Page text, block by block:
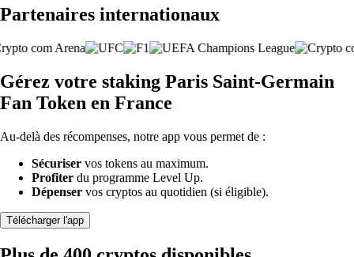
Partenaires internationaux
Gérez votre staking Paris Saint-Germain
Fan Token en France
Au-delà des récompenses, notre app vous permet de :
Sécuriser vos tokens au maximum.
Profiter du programme Level Up.
Dépenser vos cryptos au quotidien (si éligible).
Télécharger l'app